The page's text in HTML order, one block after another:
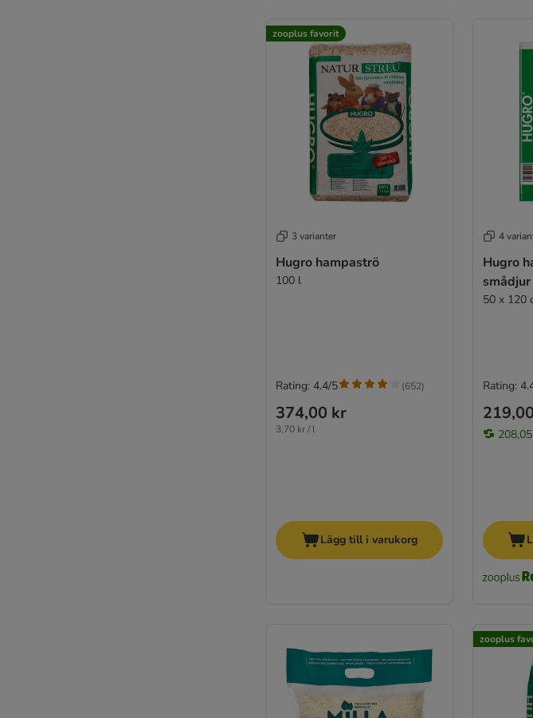
zooplus favorit
3 varianter
Hugro hampaströ
100 l
374,00 kr
3,70 kr / l
Rating: 4.4/5 (652)
Lägg till i varukorg
4
Hugro
smådjur
50 x 120
Rating:
zooplus